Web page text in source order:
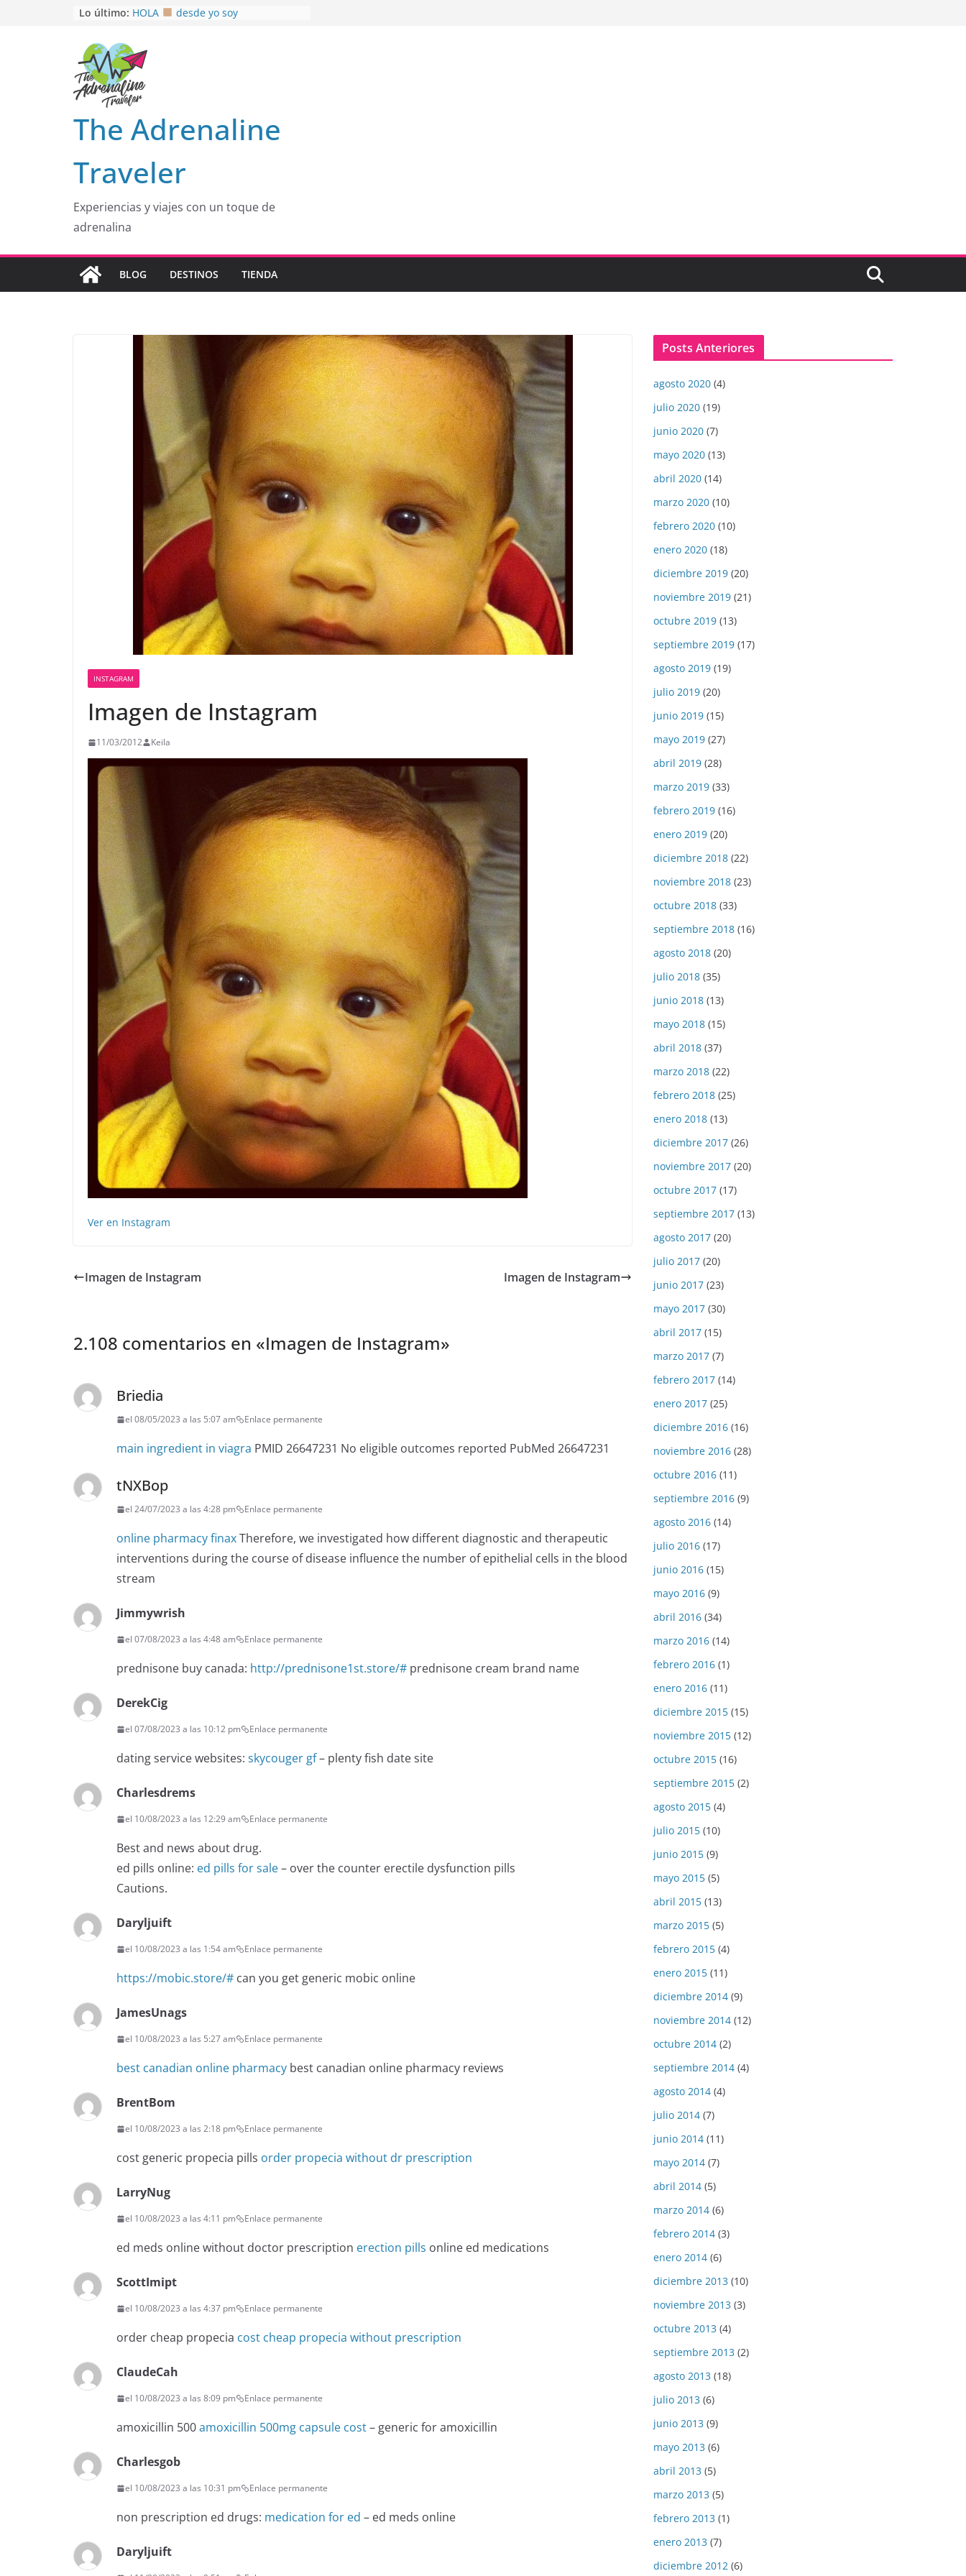
Lo último: HOLA
desde yo soy
EL SENDERO DEL CACAO: Excelente
opción
HOSPEDAJE AL NATURALSHH !!
En
MULITO!
The Adrenaline
Traveler
Experiencias y viajes con un toque de
adrenalina
BLOG DESTINOS TIENDA
INSTAGRAM
Imagen de Instagram
11/03/2012 Keila
Ver en Instagram
Imagen de Instagram Imagen de Instagram
2.108 comentarios en «Imagen de Instagram»
Briedia
el 08/05/2023 a las 5:07 am Enlace permanente
main ingredient in viagra PMID 26647231 No eligible outcomes reported PubMed 26647231
tNXBop
el 24/07/2023 a las 4:28 pm Enlace permanente
online pharmacy finaxTherefore, we investigated how different diagnostic and therapeutic
interventions during the course of disease influence the number of epithelial cells in the blood
stream
Jimmywrish
el 07/08/2023 a las 4:48 am Enlace permanente
prednisone buy canada: http://prednisone1st.store/# prednisone cream brand name
DerekCig
el 07/08/2023 a las 10:12 pm Enlace permanente
dating service websites: skycouger gf– plenty fish date site
Charlesdrems
el 10/08/2023 a las 12:29 am Enlace permanente
Best and news about drug.
ed pills online: ed pills for sale– over the counter erectile dysfunction pills
Cautions.
Daryljuift
el 10/08/2023 a las 1:54 am Enlace permanente
https://mobic.store/# can you get generic mobic online
JamesUnags
el 10/08/2023 a las 5:27 am Enlace permanente
best canadian online pharmacy best canadian online pharmacy reviews
BrentBom
el 10/08/2023 a las 2:18 pm Enlace permanente
cost generic propecia pills order propecia without dr prescription
LarryNug
el 10/08/2023 a las 4:11 pm Enlace permanente
ed meds online without doctor prescription erection pills online ed medications
ScottImipt
el 10/08/2023 a las 4:37 pm Enlace permanente
order cheap propecia cost cheap propecia without prescription
ClaudeCah
el 10/08/2023 a las 8:09 pm Enlace permanente
amoxicillin 500amoxicillin 500mg capsule cost– generic for amoxicillin
Charlesgob
el 10/08/2023 a las 10:31 pm Enlace permanente
non prescription ed drugs: medication for ed – ed meds online
Daryljuift
Posts Anteriores
agosto 2020 (4)
julio 2020 (19)
junio 2020 (7)
mayo 2020 (13)
abril 2020 (14)
marzo 2020 (10)
febrero 2020 (10)
enero 2020 (18)
diciembre 2019 (20)
noviembre 2019 (21)
octubre 2019 (13)
septiembre 2019 (17)
agosto 2019 (19)
julio 2019 (20)
junio 2019 (15)
mayo 2019 (27)
abril 2019 (28)
marzo 2019 (33)
febrero 2019 (16)
enero 2019 (20)
diciembre 2018 (22)
noviembre 2018 (23)
octubre 2018 (33)
septiembre 2018 (16)
agosto 2018 (20)
julio 2018 (35)
junio 2018 (13)
mayo 2018 (15)
abril 2018 (37)
marzo 2018 (22)
febrero 2018 (25)
enero 2018 (13)
diciembre 2017 (26)
noviembre 2017 (20)
octubre 2017 (17)
septiembre 2017 (13)
agosto 2017 (20)
julio 2017 (20)
junio 2017 (23)
mayo 2017 (30)
abril 2017 (15)
marzo 2017 (7)
febrero 2017 (14)
enero 2017 (25)
diciembre 2016 (16)
noviembre 2016 (28)
octubre 2016 (11)
septiembre 2016 (9)
agosto 2016 (14)
julio 2016 (17)
junio 2016 (15)
mayo 2016 (9)
abril 2016 (34)
marzo 2016 (14)
febrero 2016 (1)
enero 2016 (11)
diciembre 2015 (15)
noviembre 2015 (12)
octubre 2015 (16)
septiembre 2015 (2)
agosto 2015 (4)
julio 2015 (10)
junio 2015 (9)
mayo 2015 (5)
abril 2015 (13)
marzo 2015 (5)
febrero 2015 (4)
enero 2015 (11)
diciembre 2014 (9)
noviembre 2014 (12)
octubre 2014 (2)
septiembre 2014 (4)
agosto 2014 (4)
julio 2014 (7)
junio 2014 (11)
mayo 2014 (7)
abril 2014 (5)
marzo 2014 (6)
febrero 2014 (3)
enero 2014 (6)
diciembre 2013 (10)
noviembre 2013 (3)
octubre 2013 (4)
septiembre 2013 (2)
agosto 2013 (18)
julio 2013 (6)
junio 2013 (9)
mayo 2013 (6)
abril 2013 (5)
marzo 2013 (5)
febrero 2013 (1)
enero 2013 (7)
diciembre 2012 (6)